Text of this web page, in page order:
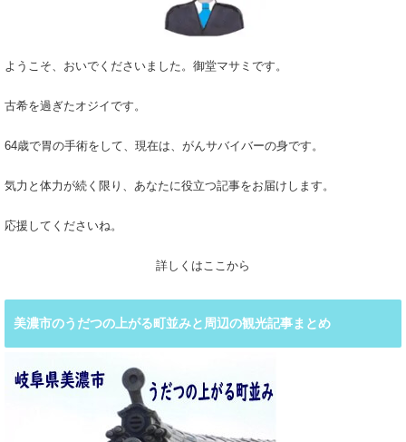
ようこそ、おいでくださいました。御堂マサミです。
古希を過ぎたオジイです。
64歳で胃の手術をして、現在は、がんサバイバーの身です。
気力と体力が続く限り、あなたに役立つ記事をお届けします。
応援してくださいね。
詳しくはここから
美濃市のうだつの上がる町並みと周辺の観光記事まとめ